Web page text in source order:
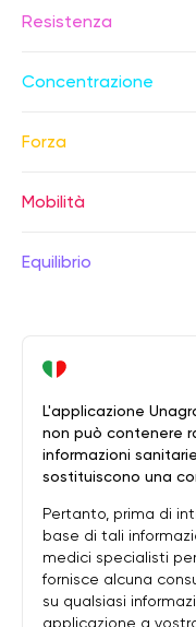
Resistenza
Concentrazione
Forza
Mobilità
Equilibrio
L'applicazione
non può contenere
informazioni
sostituiscono una
Pertanto, prima di
base di tali
medici specialisti
fornisce alcuna
su qualsiasi
applicazione a